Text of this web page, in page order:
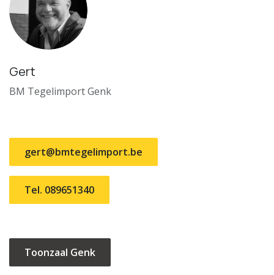
Gert
BM Tegelimport Genk
gert@bmtegelimport.be
Tel. 089651340
Toonzaal Genk